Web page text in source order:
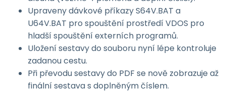
Upraveny dávkové příkazy S64V.BAT a
U64V.BAT pro spouštění prostředí VDOS pro
hladší spouštění externích programů.
Uložení sestavy do souboru nyní lépe kontroluje
zadanou cestu.
Při převodu sestavy do PDF se nově zobrazuje až
finální sestava s doplněným číslem.